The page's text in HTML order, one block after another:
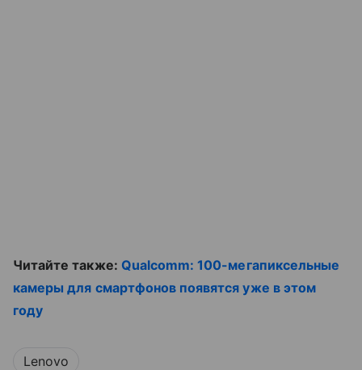
Читайте также: Qualcomm: 100-мегапиксельные
камеры для смартфонов появятся уже в этом
году
Lenovo